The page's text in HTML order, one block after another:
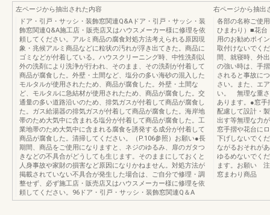
左ページから抽出された内容
ドア・引戸・サッシ・装飾窓関連Q&Aドア・引戸・サッシ・装
飾窓関連Q&A施工店・販売店又はハウスメーカー様に修理を依
頼してください。アルミ商品の腐食対処方法考えられる原因現
象・兆候アルミ商品などに粒状の汚れが浮き出てきた。商品に
ゴミなどが付着している。ハウスクリーニング時、中性洗剤以
外の洗剤により洗浄が行われ、そのまま、その洗剤が付着して
商品が腐食した。外壁・土間など、塩分の多い海砂の混入した
モルタルが使用されたため、商品が腐食した。外壁・土間な
ど、モルタルに急結材が使用されたため、商品が腐食した。交
通量の多い道路沿いのため、排気ガスが付着して商品が腐食し
た。ガス給湯器の排気ガスが付着して商品が腐食した。海岸地
帯のため大気中に含まれる塩分が付着して商品が腐食した。工
業地帯のため大気中に含まれる腐食を誘発する成分が付着して
商品が腐食した。清掃してください。（P.106参照）お願い●長
期間、商品をご使用になりますと、ネジのゆるみ、扉のガタつ
きなどの不具合がどうしても生じます。そのままにしておくと
人身事故や家財の損害など原因になりかねません。対処方法が
掲載されていない不具合が発生した場合は、ご自分で修理・調
整せず、必ず施工店・販売店又はハウスメーカー様に修理を依
頼してください。96ドア・引戸・サッシ・装飾窓関連Q＆A
右ページから抽出
各部の名称ご使
ひまわり）■花台
用のお勧めポイ
取付けないでく
間、就寝時、外
の強い時は、手
されると事故に
さい。また、エ
い。 無理な重さ
あります。●窓手
配慮して設計・
出す等無理な力
窓手摺や花台に
下げしないでく
ながるおそれが
ゆるめないでく
ます。お願い
窓まわり商品